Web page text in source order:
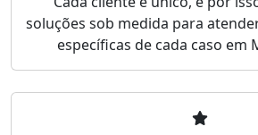
soluções sob medida para
específicas de cada caso em